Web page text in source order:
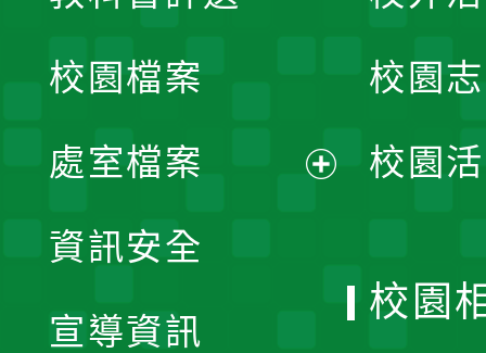
單
校園檔案
處室檔案
資訊安全
宣導資訊
校園
校園
校園